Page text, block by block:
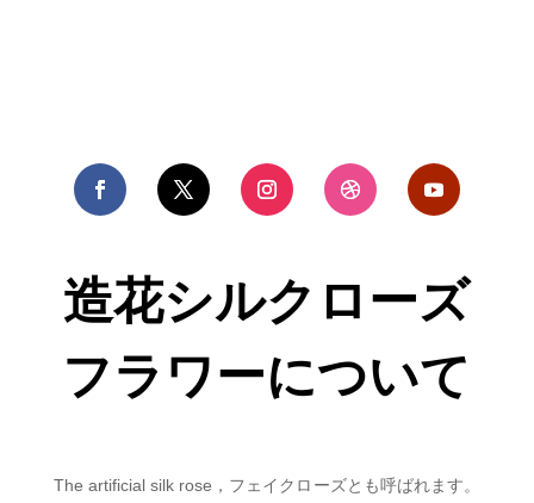
造花シルクローズ
フラワーについて
The artificial silk rose ， フェイクローズとも呼ばれます。